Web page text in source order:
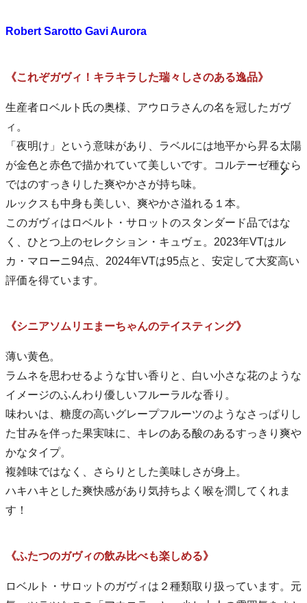
Robert Sarotto Gavi Aurora
《これぞガヴィ！キラキラした瑞々しさのある逸品》
生産者ロベルト氏の奥様、アウロラさんの名を冠したガヴ
ィ。
「夜明け」という意味があり、ラベルには地平から昇る太陽
が金色と赤色で描かれていて美しいです。コルテーゼ種なら
ではのすっきりした爽やかさが持ち味。
ルックスも中身も美しい、爽やかさ溢れる１本。
このガヴィはロベルト・サロットのスタンダード品ではな
く、ひとつ上のセレクション・キュヴェ。2023年VTはル
カ・マローニ94点、2024年VTは95点と、安定して大変高い
評価を得ています。
《シニアソムリエまーちゃんのテイスティング》
薄い黄色。
ラムネを思わせるような甘い香りと、白い小さな花のような
イメージのふんわり優しいフルーラルな香り。
味わいは、糖度の高いグレープフルーツのようなさっぱりし
た甘みを伴った果実味に、キレのある酸のあるすっきり爽や
かなタイプ。
複雑味ではなく、さらりとした美味しさが身上。
ハキハキとした爽快感があり気持ちよく喉を潤してくれま
す！
《ふたつのガヴィの飲み比べも楽しめる》
ロベルト・サロットのガヴィは２種類取り扱っています。元